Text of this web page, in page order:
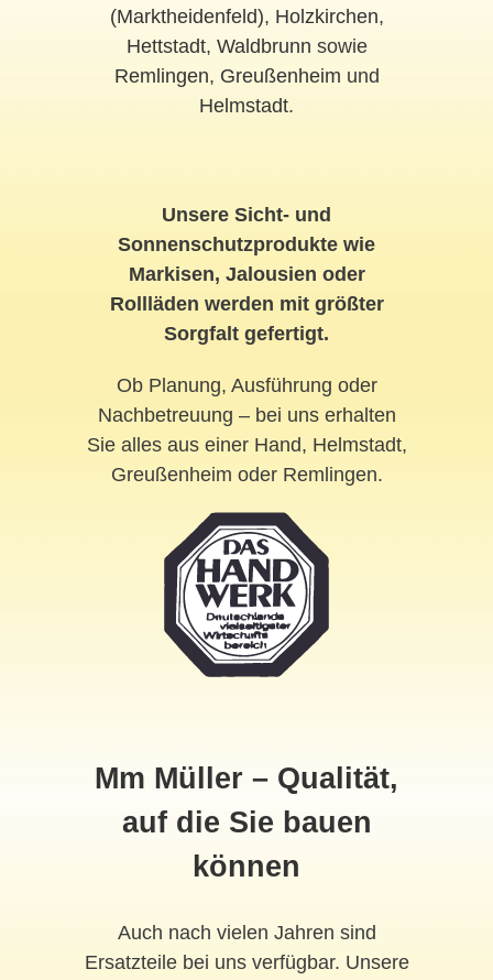
(Marktheidenfeld), Holzkirchen,
Hettstadt, Waldbrunn sowie
Remlingen, Greußenheim und
Helmstadt.
Unsere Sicht- und
Sonnenschutzprodukte wie
Markisen, Jalousien oder
Rollläden werden mit größter
Sorgfalt gefertigt.
Ob Planung, Ausführung oder
Nachbetreuung – bei uns erhalten
Sie alles aus einer Hand, Helmstadt,
Greußenheim oder Remlingen.
Mm Müller – Qualität,
auf die Sie bauen
können
Auch nach vielen Jahren sind
Ersatzteile bei uns verfügbar. Unsere